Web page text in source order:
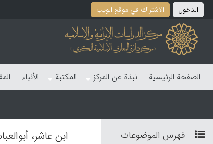
الدخول الاشتراك في موقع الویب
الصفحة الرئیسیة نبذة عن المرکز المکتبة الأنباء
فهرس الموضوعات ابن عاشر،